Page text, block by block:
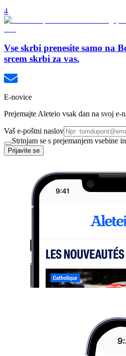
4
Vse skrbi prenesite samo na
srcem skrbi za vas.
E-novice
Prejemajte Aleteio vsak dan na svoj e-
Vaš e-poštni naslov
Strinjam se s prejemanjem vsebine in
Prijavite se